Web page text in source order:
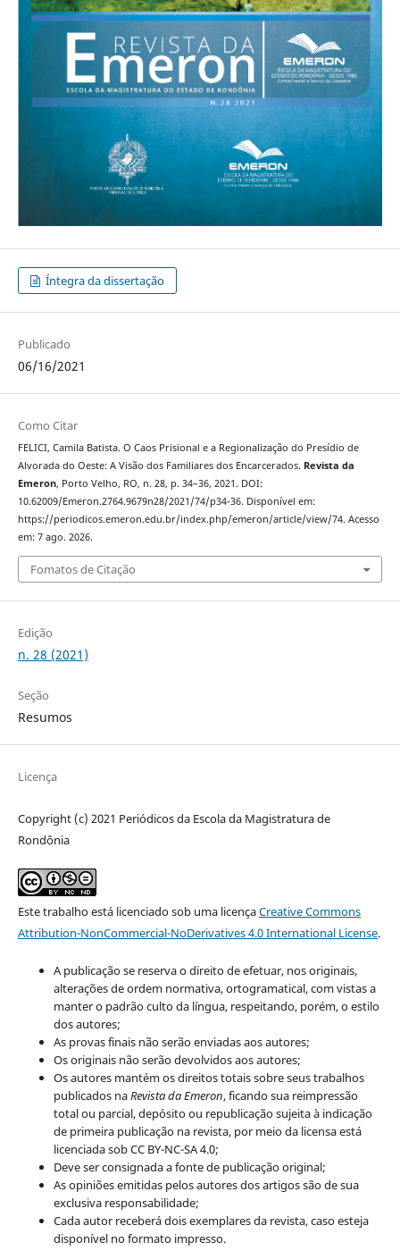
Íntegra da dissertação
Publicado
06/16/2021
Como Citar
FELICI, Camila Batista. O Caos Prisional e a Regionalização do Presídio de
Alvorada do Oeste: A Visão dos Familiares dos Encarcerados. Revista da
Emeron, Porto Velho, RO, n. 28, p. 34–36, 2021. DOI:
10.62009/Emeron.2764.9679n28/2021/74/p34-36. Disponível em:
https://periodicos.emeron.edu.br/index.php/emeron/article/view/74. Acesso
em: 7 ago. 2026.
Fomatos de Citação
Edição
n. 28 (2021)
Seção
Resumos
Licença
Copyright (c) 2021 Periódicos da Escola da Magistratura de
Rondônia
Este trabalho está licenciado sob uma licençaCreative Commons
Attribution-NonCommercial-NoDerivatives 4.0 International License.
A publicação se reserva o direito de efetuar, nos originais,
alterações de ordem normativa, ortogramatical, com vistas a
manter o padrão culto da língua, respeitando, porém, o estilo
dos autores;
As provas finais não serão enviadas aos autores;
Os originais não serão devolvidos aos autores;
Os autores mantém os direitos totais sobre seus trabalhos
publicados naRevista da Emeron, ficando sua reimpressão
total ou parcial, depósito ou republicação sujeita à indicação
de primeira publicação na revista, por meio da licensa está
licenciada sob CC BY-NC-SA 4.0;
Deve ser consignada a fonte de publicação original;
As opiniões emitidas pelos autores dos artigos são de sua
exclusiva responsabilidade;
Cada autor receberá dois exemplares da revista, caso esteja
disponível no formato impresso.